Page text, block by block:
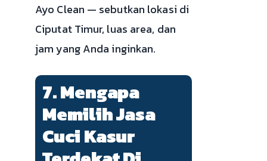
Ayo Clean — sebutkan lokasi di
Ciputat Timur, luas area, dan
jam yang Anda inginkan.
7. Mengapa
Memilih Jasa
Cuci Kasur